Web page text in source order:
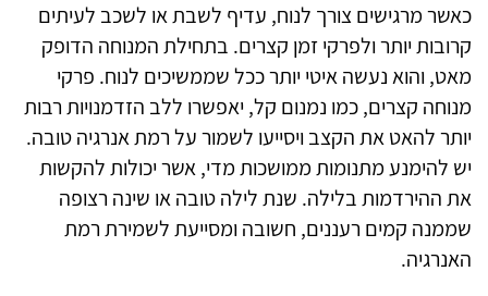
כאשר מרגישים צורך לנוח, עדיף לשבת או לשכב לעיתים
קרובות יותר ולפרקי זמן קצרים. בתחילת המנוחה הדופק
מאט, והוא נעשה איטי יותר ככל שממשיכים לנוח. פרקי
מנוחה קצרים, כמו נמנום קל, יאפשרו ללב הזדמנויות רבות
יותר להאט את הקצב ויסייעו לשמור על רמת אנרגיה טובה.
יש להימנע מתנומות ממושכות מדי, אשר יכולות להקשות
את ההירדמות בלילה. שנת לילה טובה או שינה רצופה
שממנה קמים רעננים, חשובה ומסייעת לשמירת רמת
האנרגיה.